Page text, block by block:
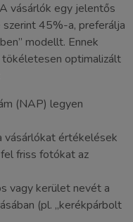
vásárlók egy jelentős
45%-a, preferálja
modellt. Ennek
tökéletesen optimalizált
(NAP) legyen
vásárlókat értékelések
friss fotókat az
vagy kerület nevét a
(pl. „kerékpárbolt